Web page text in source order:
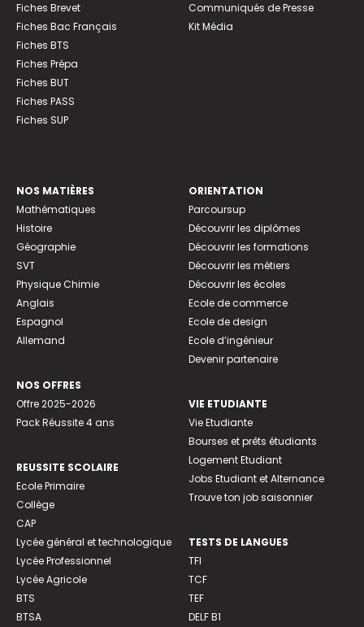
Fiches Brevet
Fiches Bac Français
Fiches BTS
Fiches Prépa
Fiches BUT
Fiches PASS
Fiches SUP
Communiqués de Presse
Kit Média
NOS MATIÈRES
Mathématiques
Histoire
Géographie
SVT
Physique Chimie
Anglais
Espagnol
Allemand
NOS OFFRES
Offre 2025-2026
Pack Réussite 4 ans
REUSSITE SCOLAIRE
Ecole Primaire
Collège
CAP
Lycée général et technologique
Lycée Professionnel
Lycée Agricole
BTS
BTSA
ORIENTATION
Parcoursup
Découvrir les diplômes
Découvrir les formations
Découvrir les métiers
Découvrir les écoles
Ecole de commerce
Ecole de design
Ecole d’ingénieur
Devenir partenaire
VIE ETUDIANTE
Vie Etudiante
Bourses et prêts étudiants
Logement Etudiant
Jobs Etudiant et Alternance
Trouve ton job saisonnier
TESTS DE LANGUES
TFI
TCF
TEF
DELF B1